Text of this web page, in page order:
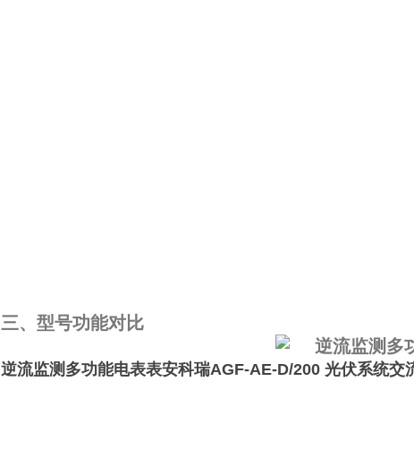
三、型号功能对比
逆流监测多功能电表表安科瑞AGF-AE-D/200 光伏系统交